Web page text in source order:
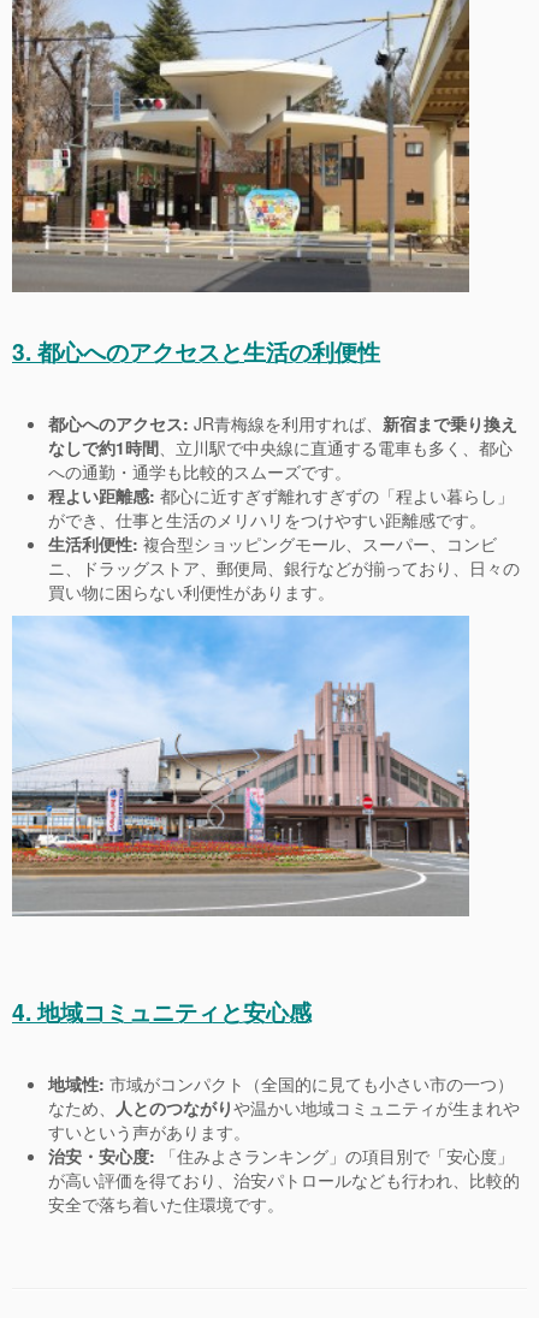
3. 都心へのアクセスと生活の利便性
都心へのアクセス: JR青梅線を利用すれば、 新宿まで乗り換え
なしで約1時間 、立川駅で中央線に直通する電車も多く、都心
への通勤・通学も比較的スムーズです。
程よい距離感: 都心に近すぎず離れすぎずの「程よい暮らし」
ができ、仕事と生活のメリハリをつけやすい距離感です。
生活利便性: 複合型ショッピングモール、スーパー、コンビ
ニ、ドラッグストア、郵便局、銀行などが揃っており、日々の
買い物に困らない利便性があります。
4. 地域コミュニティと安心感
地域性: 市域がコンパクト（全国的に見ても小さい市の一つ）
なため、 人とのつながりや温かい地域コミュニティが生まれや
すいという声があります。
治安・安心度: 「住みよさランキング」の項目別で「安心度」
が高い評価を得ており、治安パトロールなども行われ、比較的
安全で落ち着いた住環境です。